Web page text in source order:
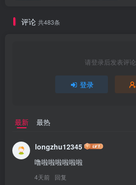
评论 共483条
请登录后发表评论
登录
最新 最热
longzhu12345
噜啦啦啦啦啦啦
4天前 回复